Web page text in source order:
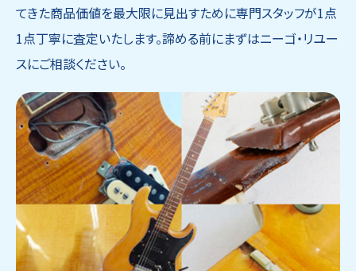
てきた商品価値を最大限に見出すために専門スタッフが1点
1点丁寧に査定いたします。諦める前にまずはニーゴ・リユー
スにご相談ください。